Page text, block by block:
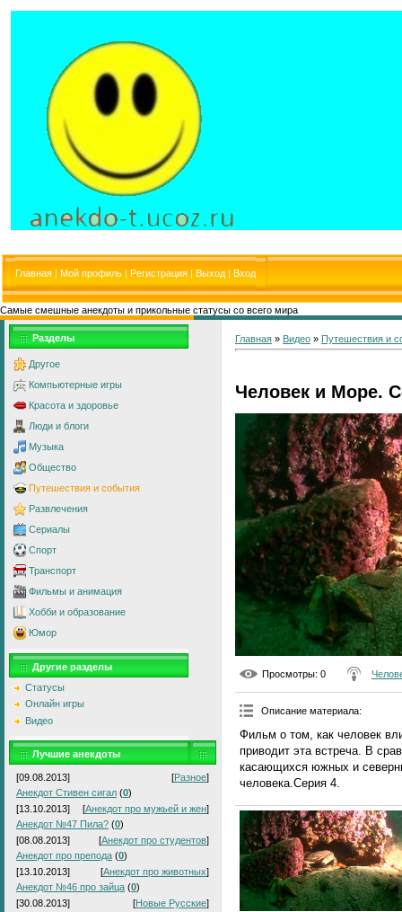
Главная | Мой профиль | Регистрация | Выход | Вход
Самые смешные анекдоты и прикольные статусы со всего мира
Разделы
Другое
Компьютерные игры
Красота и здоровье
Люди и блоги
Музыка
Общество
Путешествия и события
Развлечения
Сериалы
Спорт
Транспорт
Фильмы и анимация
Хобби и образование
Юмор
Другие разделы
Статусы
Онлайн игры
Видео
Лучшие анекдоты
[09.08.2013] [Разное]
Анекдот Стивен сигал (0)
[13.10.2013]
[Анекдот про мужьей и жен]
Анекдот №47 Пила? (0)
[08.08.2013]
[Анекдот про студентов]
Анекдот про препода (0)
[13.10.2013]
[Анекдот про животных]
Анекдот №46 про зайца (0)
[30.08.2013]
[Новые Русские]
Главная » Видео » Путешествия и
Человек и Море.
Просмотры: 0
Описание материала:
Фильм о том, как человек
приводит эта встреча. В
касающихся южных и
человека.Серия 4.